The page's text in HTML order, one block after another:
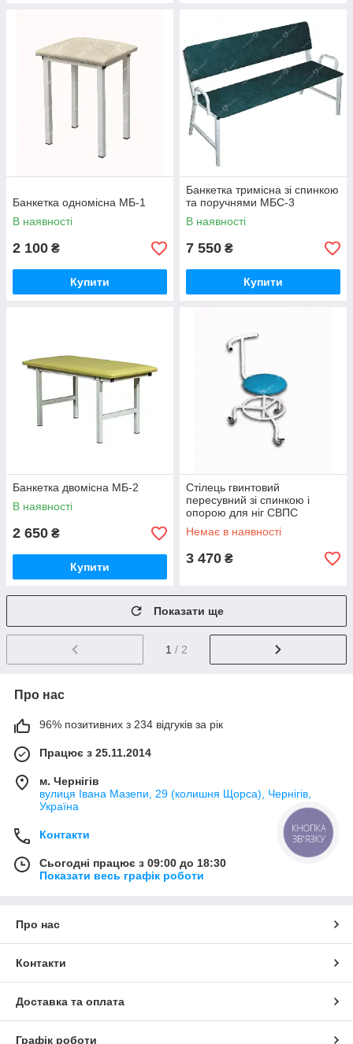
Банкетка одномісна МБ-1
В наявності
2 100 ₴
Купити
Банкетка тримісна зі спинкою
та поручнями МБС-3
В наявності
7 550 ₴
Купити
Банкетка двомісна МБ-2
В наявності
2 650 ₴
Купити
Стілець гвинтовий
пересувний зі спинкою і
опорою для ніг СВПС
Немає в наявності
3 470 ₴
Показати ще
1 / 2
Про нас
96% позитивних з 234 відгуків за рік
Працює з 25.11.2014
м. Чернігів
вулиця Івана Мазепи, 29 (колишня Щорса), Чернігів,
Україна
Контакти
Сьогодні працює з 09:00 до 18:30
Показати весь графік роботи
Про нас
Контакти
Доставка та оплата
Графік роботи
КНОПКА
ЗВ'ЯЗКУ